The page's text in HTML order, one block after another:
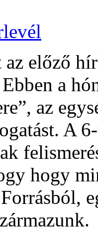
az előző
a
az
A
hogy